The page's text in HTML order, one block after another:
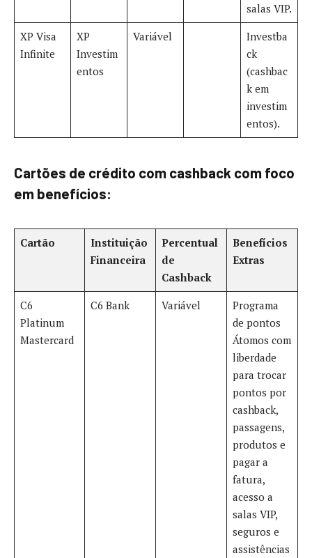
salas VIP.
XP Visa
Infinite
XP
Investim
entos
Variável
Investba
ck
(cashbac
k em
investim
entos).
Cartões de crédito com cashback com foco
em benefícios:
Cartão
Instituição
Financeira
Percentual
de
Cashback
Benefícios
Extras
C6
Platinum
Mastercard
C6 Bank Variável
Programa
de pontos
Átomos com
liberdade
para trocar
pontos por
cashback,
passagens,
produtos e
pagar a
fatura,
acesso a
salas VIP,
seguros e
assistências